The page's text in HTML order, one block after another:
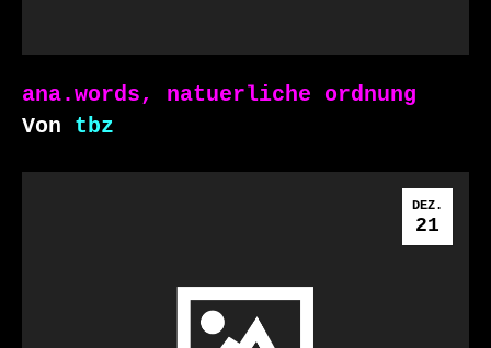
ana.words, natuerliche ordnung
Von tbz
DEZ.
21